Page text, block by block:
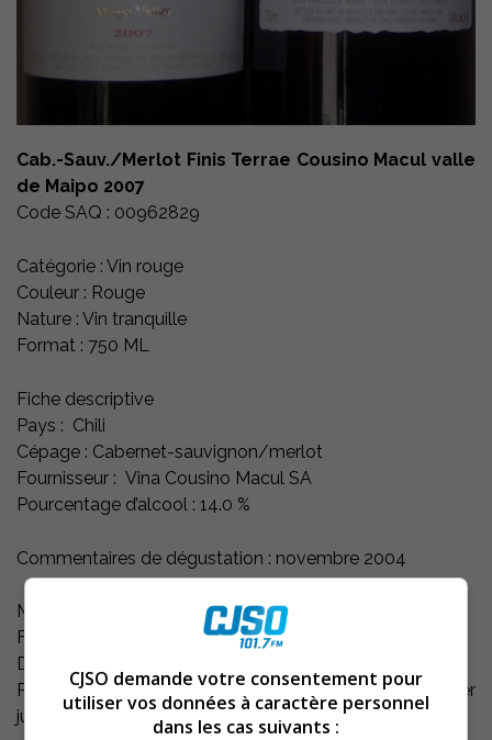
Cab.-Sauv./Merlot Finis Terrae Cousino Macul valle
de Maipo 2007
Code SAQ : 00962829
Catégorie : Vin rouge
Couleur : Rouge
Nature : Vin tranquille
Format : 750 ML
Fiche descriptive
Pays : Chili
Cépage : Cabernet-sauvignon/merlot
Fournisseur : Vina Cousino Macul SA
Pourcentage d’alcool : 14.0 %
Commentaires de dégustation : novembre 2004
Millésime dégusté : 1999
Famille de vin : Sec, corsé et boisé
Degré d’évolution : Épanoui
Potentiel de garde : Prêt à boire, mais peut se bonifier
jusqu’en 2010
CJSO demande votre consentement pour
utiliser vos données à caractère personnel
dans les cas suivants :